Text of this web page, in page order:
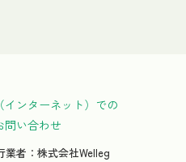
インターネット）での
問い合わせ
業者：株式会社Welleg